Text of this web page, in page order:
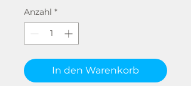
Anzahl *
In den Warenkorb